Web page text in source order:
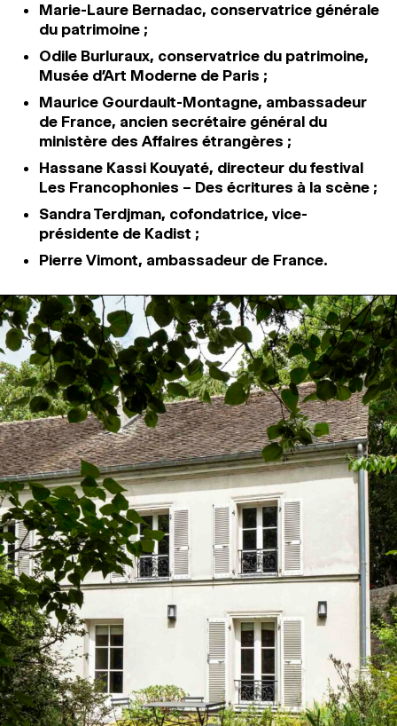
Marie-Laure Bernadac, conservatrice générale
du patrimoine ;
Odile Burluraux, conservatrice du patrimoine,
Musée d’Art Moderne de Paris ;
Maurice Gourdault-Montagne, ambassadeur
de France, ancien secrétaire général du
ministère des Affaires étrangères ;
Hassane Kassi Kouyaté, directeur du festival
Les Francophonies – Des écritures à la scène ;
Sandra Terdjman, cofondatrice, vice-
présidente de Kadist ;
Pierre Vimont, ambassadeur de France.